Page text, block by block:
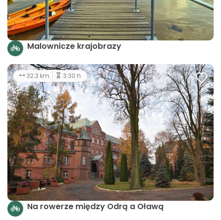
Malownicze krajobrazy
32.3 km 3:30 h
Na rowerze między Odrą a Oławą